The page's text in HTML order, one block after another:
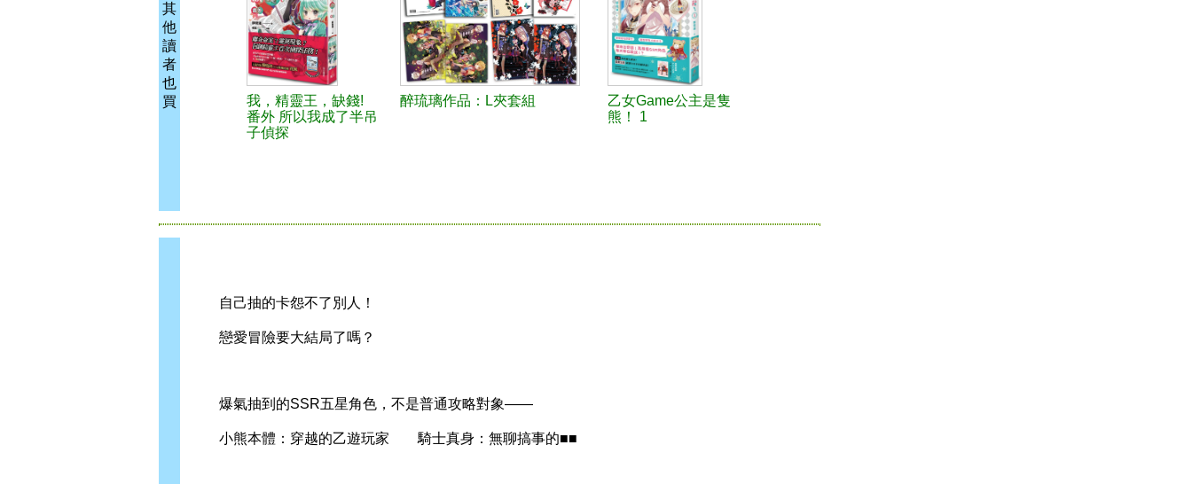
其
他
讀
者
也
買
我，精靈王，缺錢!
番外 所以我成了半吊
子偵探
醉琉璃作品：L夾套組
乙女Game公主是隻
熊！ 1
自己抽的卡怨不了別人！
戀愛冒險要大結局了嗎？
爆氣抽到的SSR五星角色，不是普通攻略對象——
小熊本體：穿越的乙遊玩家 騎士真身：無聊搞事的■■